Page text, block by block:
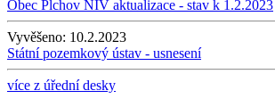
Obec Plchov NIV aktualizace - stav k 1.2.2023
Vyvěšeno: 10.2.2023
Státní pozemkový ústav - usnesení
více z úřední desky